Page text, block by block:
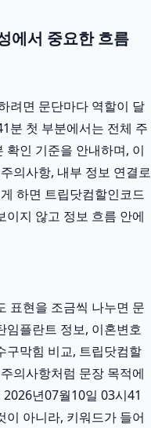
에서 중요한 흐름
려면 문단마다 역할이 달
분 첫 부분에서는 전체 주
확인 기준을 안내하며, 이
의사항, 내부 정보 연결로
하면 트립닷컴할인코드
이지 않고 정보 흐름 안에
표현을 조금씩 나누면 문
임플란트 정보, 이혼변호
구막힘 비교, 트립닷컴할
의사항처럼 문장 목적에
년07월10일 03시41
이 아니라, 키워드가 들어